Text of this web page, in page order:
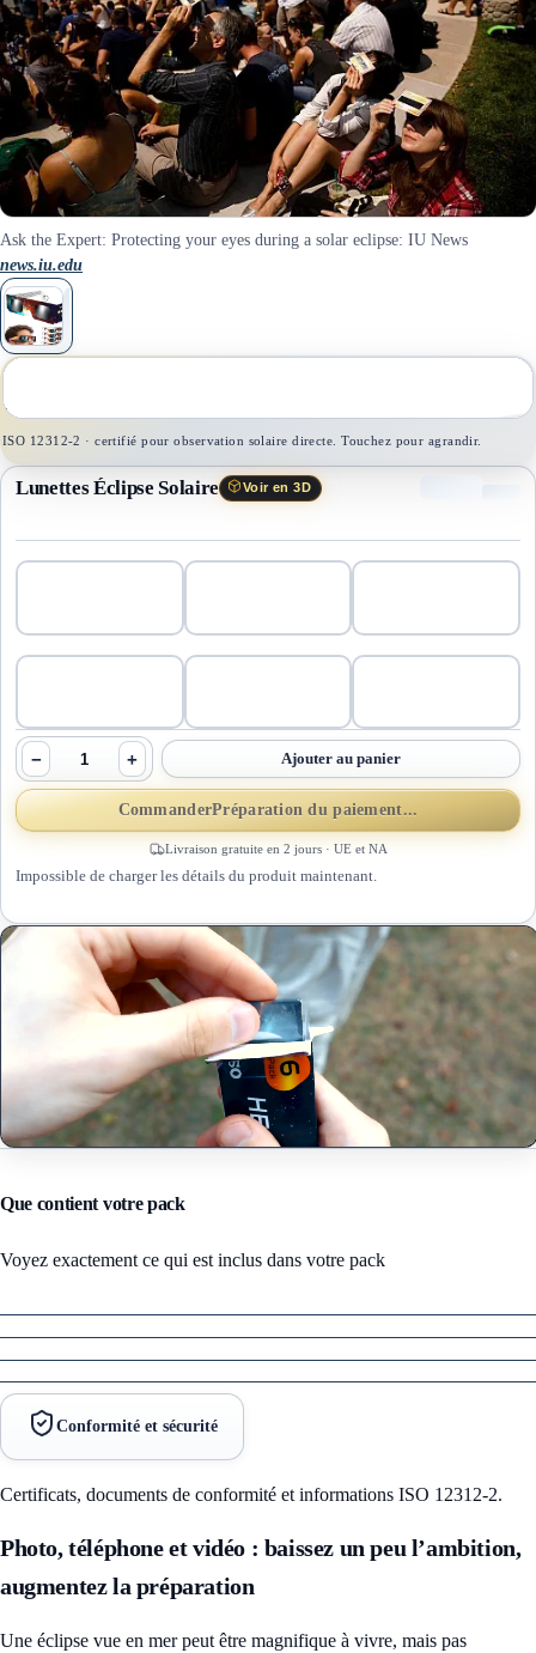
Ask the Expert: Protecting your eyes during a solar eclipse: IU News
news.iu.edu
1
ISO 12312-2 · certifié pour observation solaire directe. Touchez pour agrandir.
Lunettes Éclipse Solaire Voir en 3D
− + Ajouter au panier
CommanderPréparation du paiement...
Livraison gratuite en 2 jours · UE et NA
Impossible de charger les détails du produit maintenant.
Que contient votre pack
Voyez exactement ce qui est inclus dans votre pack
Conformité et sécurité
Certificats, documents de conformité et informations ISO 12312-2.
Photo, téléphone et vidéo : baissez un peu l’ambition,
augmentez la préparation
Une éclipse vue en mer peut être magnifique à vivre, mais pas